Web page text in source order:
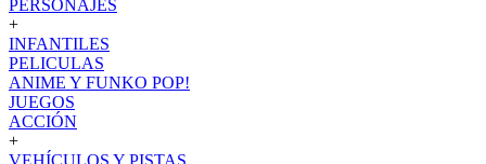
PERSONAJES
+
INFANTILES
PELICULAS
ANIME Y FUNKO POP!
JUEGOS
ACCIÓN
+
VEHÍCULOS Y PISTAS